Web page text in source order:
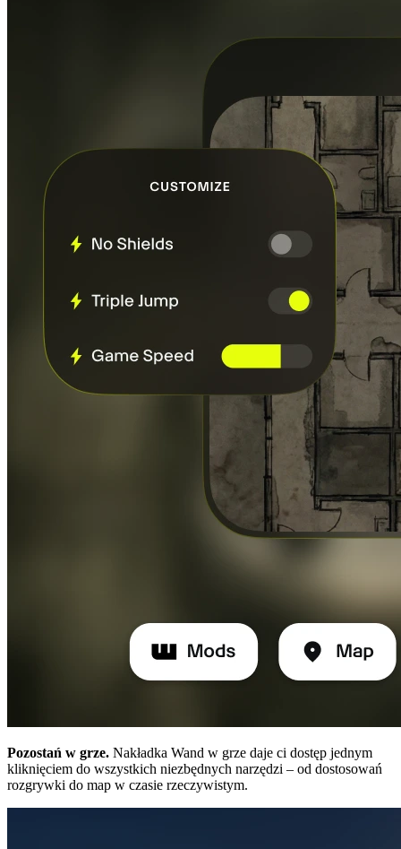
Pozostań w grze. Nakładka Wand w grze daje ci dostęp jednym
kliknięciem do wszystkich niezbędnych narzędzi – od dostosowań
rozgrywki do map w czasie rzeczywistym.